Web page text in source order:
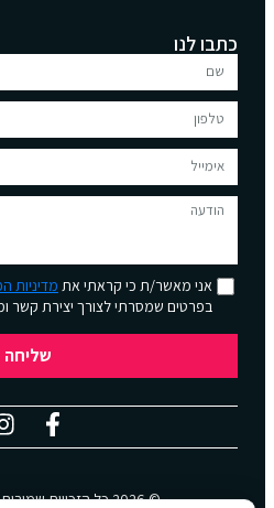
כתבו לנו
אני מאשר/ת כי קראתי אתמדיניות
בפרטים שמסרתי לצורך יצירת קשר
שליחה
© 2026 כל הזכויות שמורות ל